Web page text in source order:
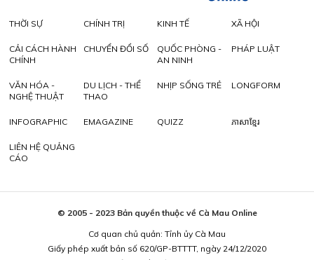
THỜI SỰ CHÍNH TRỊ KINH TẾ XÃ HỘI
CẢI CÁCH HÀNH
CHÍNH
CHUYỂN ĐỔI SỐ
QUỐC PHÒNG -
AN NINH
PHÁP LUẬT
VĂN HÓA -
NGHỆ THUẬT
DU LỊCH - THỂ
THAO
NHỊP SỐNG TRẺ LONGFORM
INFOGRAPHIC EMAGAZINE QUIZZ ភាសាខ្មែរ
LIÊN HỆ QUẢNG
CÁO
© 2005 - 2023 Bản quyền thuộc về Cà Mau Online
Cơ quan chủ quản: Tỉnh ủy Cà Mau
Giấy phép xuất bản số 620/GP-BTTTT, ngày 24/12/2020